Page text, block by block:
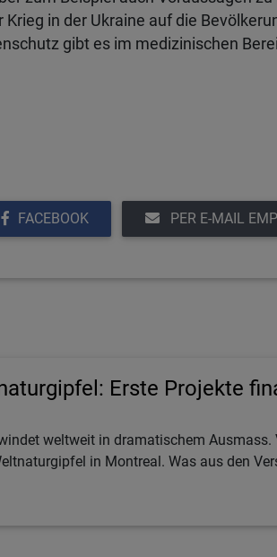
in der Ukraine auf die
gibt es im medizinischen
FACEBOOK PER E-MAIL
Erste Projekte
weltweit in dramatischem
in Montreal. Was aus den